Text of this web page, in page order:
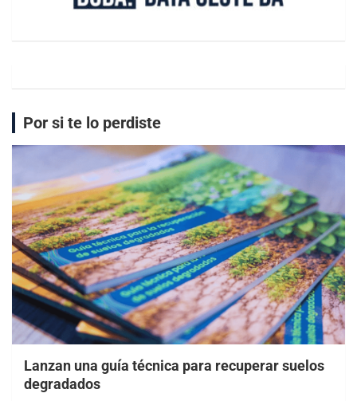
Por si te lo perdiste
Lanzan una guía técnica para recuperar suelos
degradados